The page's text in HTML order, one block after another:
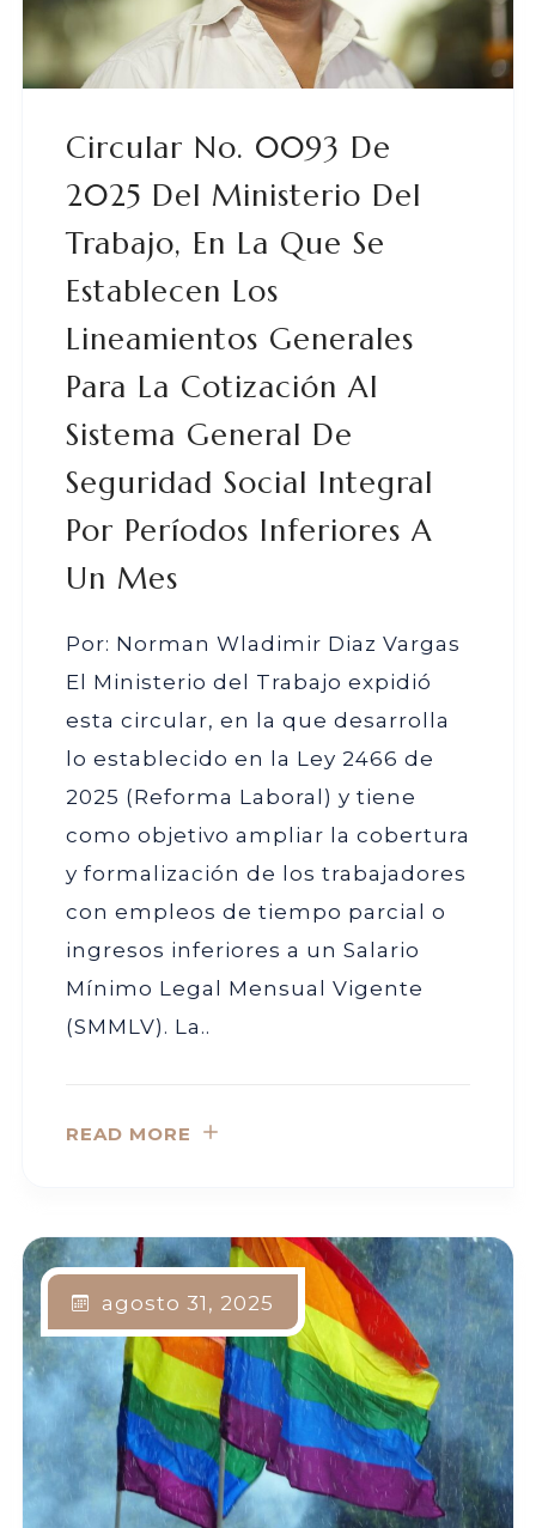
Circular No. 0093 De
2025 Del Ministerio Del
Trabajo, En La Que Se
Establecen Los
Lineamientos Generales
Para La Cotización Al
Sistema General De
Seguridad Social Integral
Por Períodos Inferiores A
Un Mes
Por: Norman Wladimir Diaz Vargas
El Ministerio del Trabajo expidió
esta circular, en la que desarrolla
lo establecido en la Ley 2466 de
2025 (Reforma Laboral) y tiene
como objetivo ampliar la cobertura
y formalización de los trabajadores
con empleos de tiempo parcial o
ingresos inferiores a un Salario
Mínimo Legal Mensual Vigente
(SMMLV). La..
READ MORE
agosto 31, 2025